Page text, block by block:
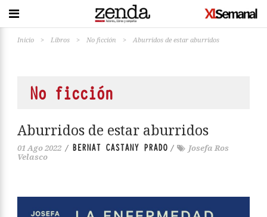
Inicio > Libros > No ficción > Aburridos de estar aburridos
No ficción
Aburridos de estar aburridos
01 Ago 2022 / BERNAT CASTANY PRADO /
Josefa Ros
Velasco